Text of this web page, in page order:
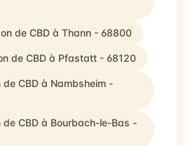
de CBD à Thann - 68800
de CBD à Pfastatt - 68120
CBD à Nambsheim -
CBD à Bourbach-le-Bas -